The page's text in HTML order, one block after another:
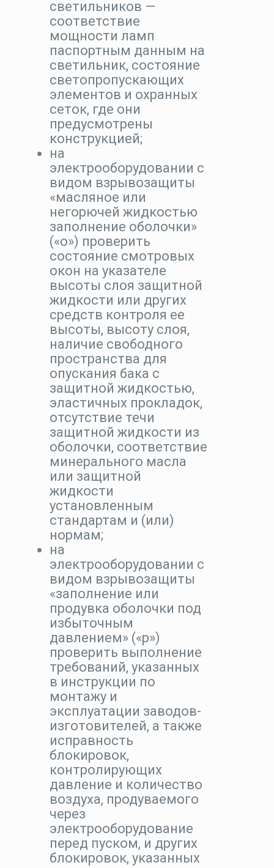
светильников —
соответствие
мощности ламп
паспортным данным на
светильник, состояние
светопропускающих
элементов и охранных
сеток, где они
предусмотрены
конструкцией;
на
электрооборудовании с
видом взрывозащиты
«масляное или
негорючей жидкостью
заполнение оболочки»
(«о») проверить
состояние смотровых
окон на указателе
высоты слоя защитной
жидкости или других
средств контроля ее
высоты, высоту слоя,
наличие свободного
пространства для
опускания бака с
защитной жидкостью,
эластичных прокладок,
отсутствие течи
защитной жидкости из
оболочки, соответствие
минерального масла
или защитной
жидкости
установленным
стандартам и (или)
нормам;
на
электрооборудовании с
видом взрывозащиты
«заполнение или
продувка оболочки под
избыточным
давлением» («р»)
проверить выполнение
требований, указанных
в инструкции по
монтажу и
эксплуатации заводов-
изготовителей, а также
исправность
блокировок,
контролирующих
давление и количество
воздуха, продуваемого
через
электрооборудование
перед пуском, и других
блокировок, указанных